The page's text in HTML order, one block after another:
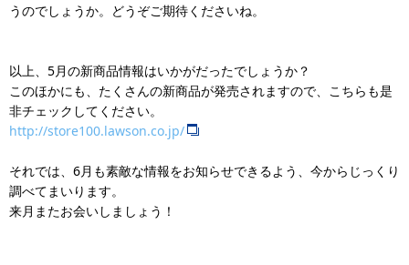
うのでしょうか。どうぞご期待くださいね。
以上、5月の新商品情報はいかがだったでしょうか？
このほかにも、たくさんの新商品が発売されますので、こちらも是
非チェックしてください。
http://store100.lawson.co.jp/
それでは、6月も素敵な情報をお知らせできるよう、今からじっくり
調べてまいります。
来月またお会いしましょう！